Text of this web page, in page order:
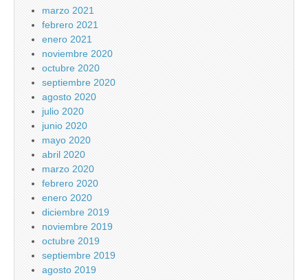
marzo 2021
febrero 2021
enero 2021
noviembre 2020
octubre 2020
septiembre 2020
agosto 2020
julio 2020
junio 2020
mayo 2020
abril 2020
marzo 2020
febrero 2020
enero 2020
diciembre 2019
noviembre 2019
octubre 2019
septiembre 2019
agosto 2019